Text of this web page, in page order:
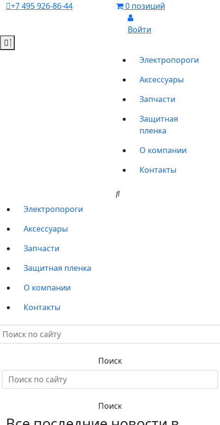
+7 495 926-86-44 0 позиций
Войти
Электропороги
Аксессуары
Запчасти
Защитная
пленка
О компании
Контакты
Электропороги
Аксессуары
Запчасти
Защитная пленка
О компании
Контакты